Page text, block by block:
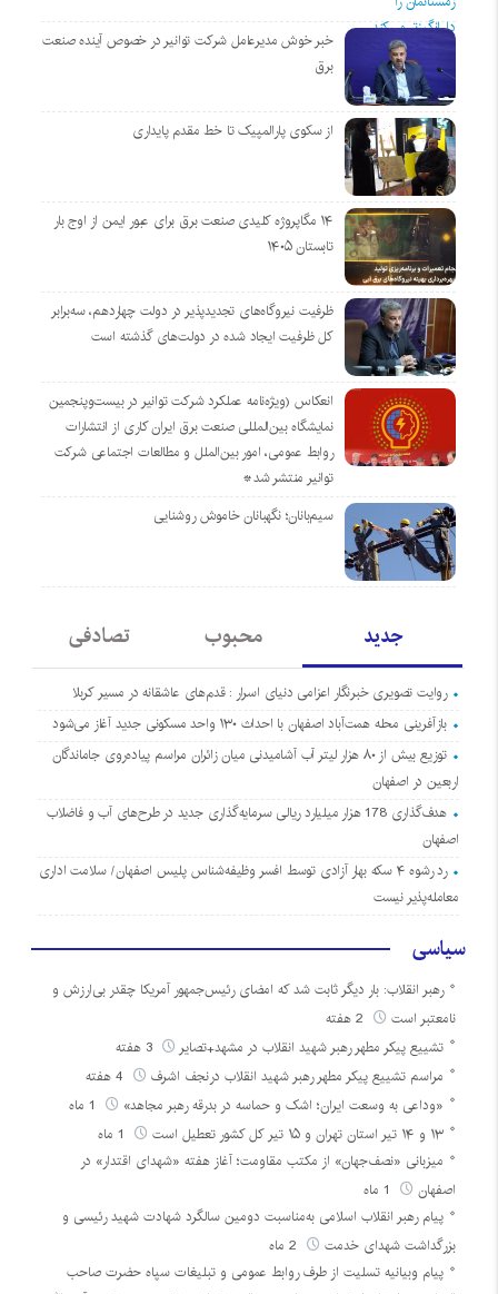
خبر خوش مدیرعامل شرکت توانیر در خصوص آینده صنعت
برق
از سکوی پارالمپیک تا خط مقدم پایداری
۱۴ مگاپروژه‌ کلیدی صنعت برق برای عبور ایمن از اوج بار
تابستان ۱۴۰۵
ظرفیت نیروگاه‌های تجدیدپذیر در دولت چهاردهم، سه‌برابر
کل ظرفیت ایجاد شده در دولت‌های گذشته است
انعکاس (ویژه‌نامه عملکرد شرکت توانیر در بیست‌وپنجمین
نمایشگاه بین‌المللی صنعت برق ایران کاری از انتشارات
روابط عمومی، امور بین‌الملل و مطالعات اجتماعی شرکت
توانیر منتشر شد*
سیم‌بانان؛ نگهبانان خاموش روشنایی
جدید محبوب تصادفی
روایت تصویری خبرنگار اعزامی دنیای اسرار : قدم‌های عاشقانه در مسیر کربلا
بازآفرینی محله همت‌آباد اصفهان با احداث ۱۳۰ واحد مسکونی جدید آغاز می‌شود
توزیع بیش از ۸۰ هزار لیتر آب آشامیدنی میان زائران مراسم پیاده‌روی جاماندگان
اربعین در اصفهان
هدف‌گذاری 178 هزار میلیارد ریالی سرمایه‌گذاری جدید در طرح‌های آب و فاضلاب
اصفهان
رد رشوه ۴ سکه بهار آزادی توسط افسر وظیفه‌شناس پلیس اصفهان/ سلامت اداری
معامله‌پذیر نیست
سیاسی
رهبر انقلاب: بار دیگر ثابت شد که امضای رئیس‌جمهور آمریکا چقدر بی‌ارزش و
نامعتبر است
تشییع پیکر مطهر رهبر شهید انقلاب در مشهد+تصایر
3 هفته
مراسم تشییع پیکر مطهر رهبر شهید انقلاب درنجف اشرف
«وداعی به وسعت ایران؛ اشک و حماسه در بدرقه رهبر مجاهد»
۱۳ و ۱۴ تیر استان تهران و ۱۵ تیر کل کشور تعطیل است
میزبانی «نصف‌جهان» از مکتب مقاومت؛ آغاز هفته «شهدای اقتدار» در
اصفهان
پیام رهبر انقلاب اسلامی به‌مناسبت دومین سالگرد شهادت شهید رئیسی و
بزرگداشت شهدای خدمت
پیام وبیانیه تسلیت از طرف روابط عمومی و تبلیغات سپاه حضرت صاحب